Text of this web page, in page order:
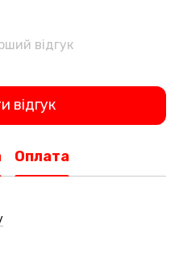
відгук
відгук
Оплата